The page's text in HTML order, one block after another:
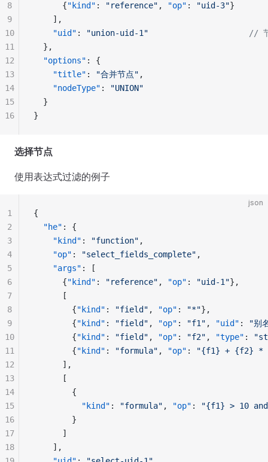
      {
"kind" : "reference" , "op" : "uid-3"}
    ],
    "uid"
: "union-uid-1"
//
  },
  "options"
: {
    "title"
: "合并节点" ,
    "nodeType"
:
"UNION"
  }
}
8
9
10
11
12
13
14
15
16
选择节点
使用表达式过滤的例子
json
{
  "he"
: {
    "kind"
: "function" ,
    "op"
: "select_fields_complete" ,
    "args"
: [
      {
"kind" : "reference" , "op" : "uid-1"
      [
        {
"kind" : "field" , "op" : "*"
        {
"kind" : "field" , "op" : "f1" , "uid" :
"别
        {
"kind" : "field" , "op" : "f2" , "type" :
        {
"kind" : "formula" , "op" :
"{f1} + {f2} *
      ],
        {
          "kind"
: "formula" , "op" :
"{f1} > 10
        }
      ]
    ],
1
2
3
4
5
6
7
8
9
10
11
12
13
14
15
16
17
18